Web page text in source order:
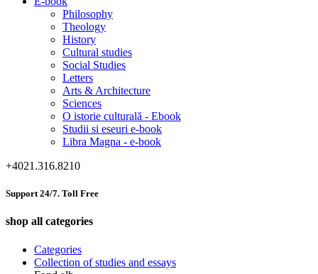
Philosophy
Theology
History
Cultural studies
Social Studies
Letters
Arts & Architecture
Sciences
O istorie culturală - Ebook
Studii si eseuri e-book
Libra Magna - e-book
+4021.316.8210
Support 24/7. Toll Free
shop all categories
Categories
Collection of studies and essays